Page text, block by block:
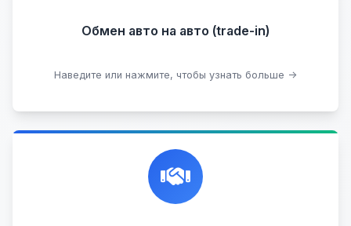
Обмен авто на авто (trade-in)
Наведите или нажмите, чтобы узнать больше →
Подобрать авто
Честная и профессиональная экспертиза, реклама,
переговоры с клиентами, подготовка документов,
сопровождение сделки.